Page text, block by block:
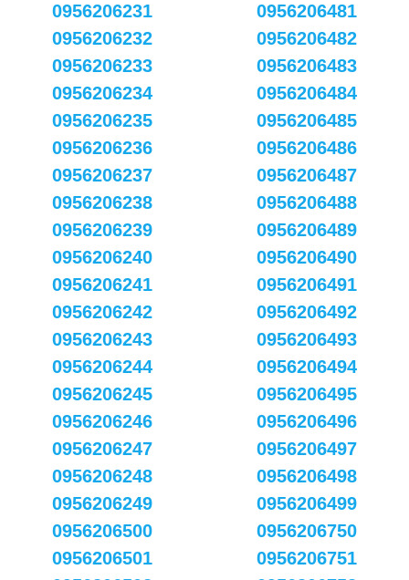
0956206231
0956206232
0956206233
0956206234
0956206235
0956206236
0956206237
0956206238
0956206239
0956206240
0956206241
0956206242
0956206243
0956206244
0956206245
0956206246
0956206247
0956206248
0956206249
0956206481
0956206482
0956206483
0956206484
0956206485
0956206486
0956206487
0956206488
0956206489
0956206490
0956206491
0956206492
0956206493
0956206494
0956206495
0956206496
0956206497
0956206498
0956206499
0956206500
0956206501
0956206750
0956206751